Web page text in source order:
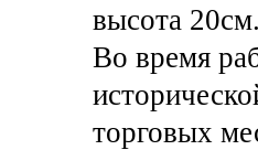
высота 20см.
Во время
торговых